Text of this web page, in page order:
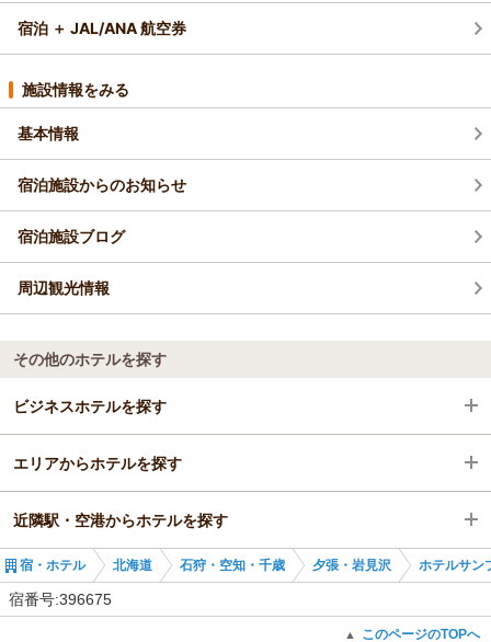
宿泊 ＋ JAL/ANA 航空券
施設情報をみる
基本情報
宿泊施設からのお知らせ
宿泊施設ブログ
周辺観光情報
その他のホテルを探す
ビジネスホテルを探す
北海道
石狩・空知・千歳
夕張・岩見沢
エリアからホテルを探す
北海道
石狩・空知・千歳
近隣駅・空港からホテルを探す
岩見沢駅
宿・ホテル 北海道 石狩・空知・千歳 夕張・岩見沢 ホテルサン
宿番号:396675
▲ このページのTOPへ